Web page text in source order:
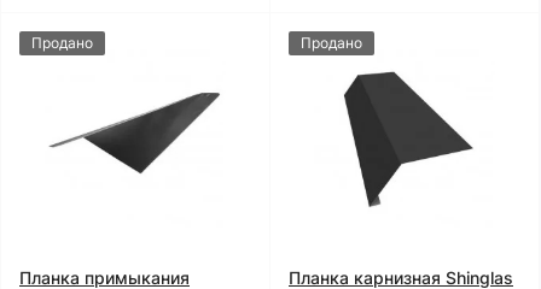
Продано
Планка примыкания
Продано
Планка карнизная Shinglas